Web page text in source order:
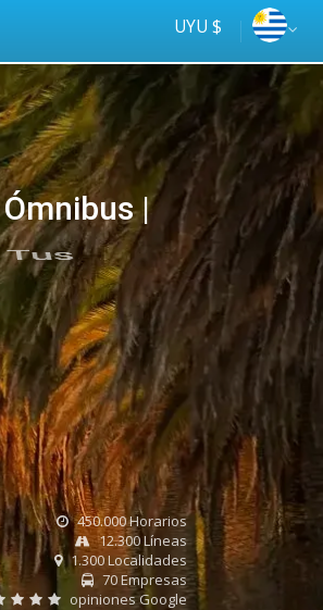
UYU $
Ómnibus |
online
Tus
450.000 Horarios
12.300 Líneas
1.300 Localidades
70 Empresas
opiniones Google